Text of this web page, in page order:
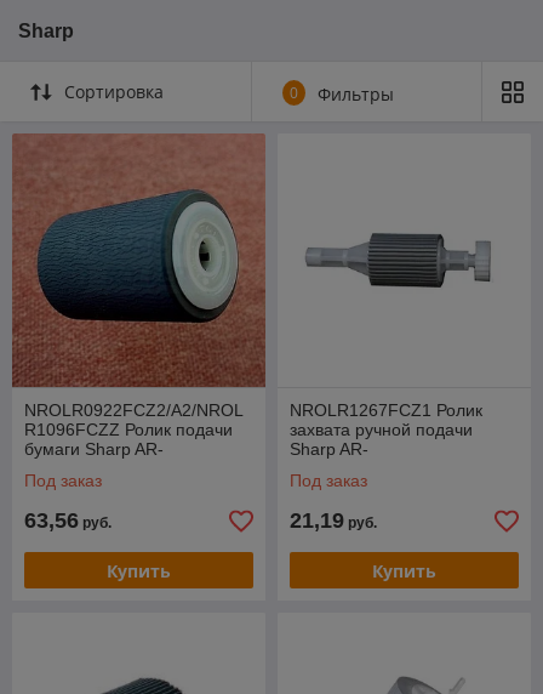
Sharp
Сортировка 0 Фильтры
NROLR0922FCZ2/A2/NROL
R1096FCZZ Ролик подачи
бумаги Sharp AR-
Под заказ
63,56 руб.
Купить
NROLR1267FCZ1 Ролик
захвата ручной подачи
Sharp AR-
(O)
Под заказ
21,19 руб.
Купить